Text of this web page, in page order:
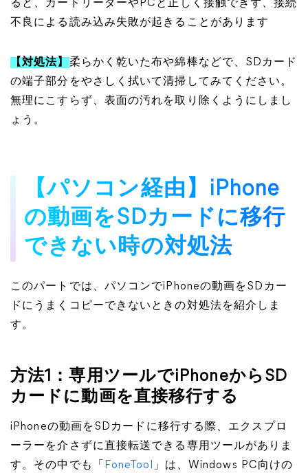
ると、カードリーダーやPCと正しく接触できず、接続
不良による読み込み失敗が起きることがあります
【対処法】 柔らかく乾いた布や綿棒などで、SDカード
の端子部分をやさしく拭いて清掃してみてください。
無理にこすらず、表面の汚れを取り除くようにしまし
ょう。
【パソコン経由】iPhone
の動画をSDカードに移行
できない時の対処法
このパートでは、パソコンでiPhoneの動画をSDカー
ドにうまくコピーできないときの対処法を紹介しま
す。
方法1：専用ツールでiPhoneからSD
カードに動画を直接移行する
iPhoneの動画をSDカードに移行する際、エクスプロ
ーラーを介さずに直接転送できる専用ツールがありま
す。その中でも「
FoneTool
」は、Windows PC向けの